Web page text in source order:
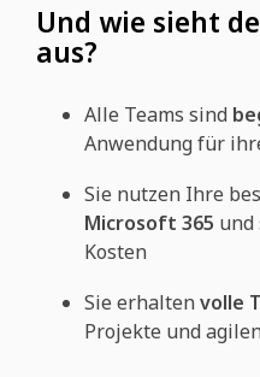
Und wie sieht
aus?
Alle Teams sind
Anwendung für
Sie nutzen Ihre
Microsoft 365 und
Kosten
Sie erhaltenvolle
Projekte und